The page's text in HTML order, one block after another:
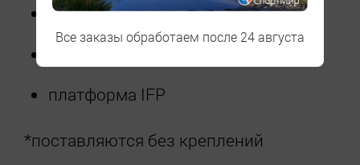
Вес 1190 г в ростовке 186
платформа IFP
*поставляются без креплений
Все заказы обработаем после 24 августа